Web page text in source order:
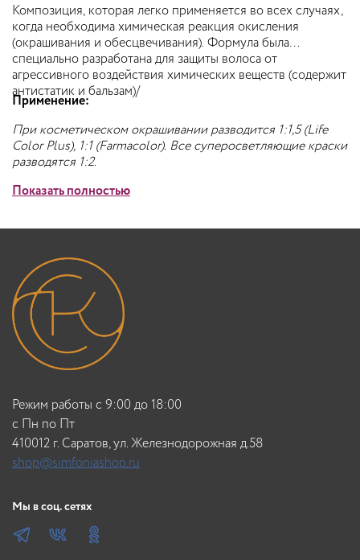
Композиция, которая легко применяется во всех случаях,
когда необходима химическая реакция окисления
(окрашивания и обесцвечивания). Формула была
специально разработана для защиты волоса от
агрессивного воздействия химических веществ (содержит
антистатик и бальзам)/
Применение:
При косметическом окрашивании разводится 1:1,5 (Life
Color Plus), 1:1 (Farmacolor). Все суперосветляющие краски
разводятся 1:2.
Показать полностью
Режим работы с 9:00 до 18:00
c Пн по Пт
410012 г. Саратов, ул. Железнодорожная д.58
shop@simfoniashop.ru
Мы в соц. сетях